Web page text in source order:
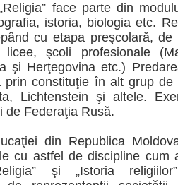
face parte din
istoria, biologia etc.
cu etapa preşcolară,
şcoli profesionale
şi Herţegovina etc.)
prin constituţie în alt grup de
Lichtenstein şi altele.
de Federaţia Rusă.
din Republica
cu astfel de discipline cum
şi „Istoria